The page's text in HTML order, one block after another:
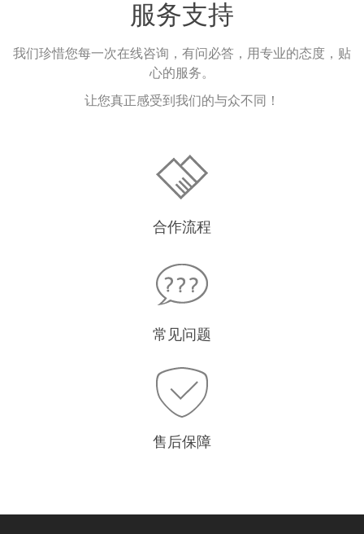
服务支持
我们珍惜您每一次在线咨询，有问必答，用专业的态度，贴
心的服务。
让您真正感受到我们的与众不同！
合作流程
常见问题
售后保障